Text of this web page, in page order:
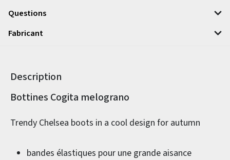
Questions
Fabricant
Description
Informations sur le produit
Bottines Cogita melograno
Trendy Chelsea boots in a cool design for autumn
bandes élastiques pour une grande aisance